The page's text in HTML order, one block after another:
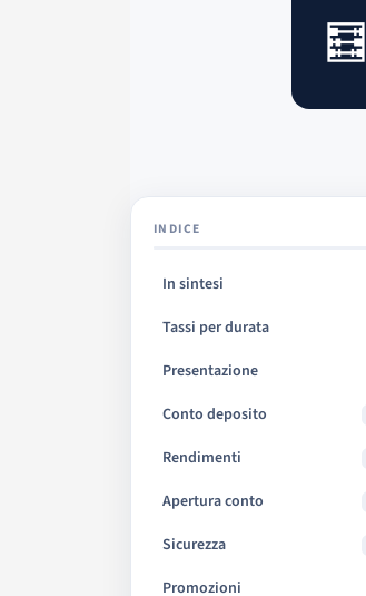
🧮
INDICE
In sintesi
Tassi per durata
Presentazione
Conto deposito
Rendimenti
Apertura conto
Sicurezza
Promozioni